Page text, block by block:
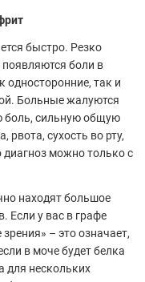
быстро. Резко
появляются боли в
односторонние, так и
Больные жалуются
боль, сильную общую
рвота, сухость во рту,
можно только с
находят большое
Если у вас в графе
– это означает,
в моче будет белка
для нескольких